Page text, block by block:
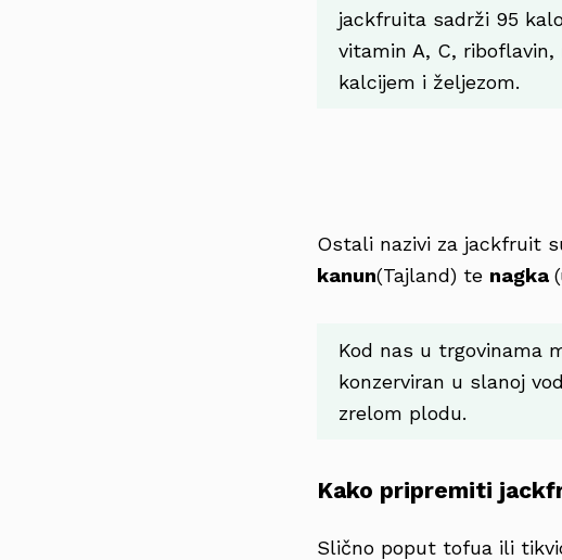
jackfruita sadrži 95
vitamin A, C, riboflavin,
kalcijem i željezom.
Ostali nazivi za jackfruit
kanun(Tajland) te nagka
Kod nas u trgovinama
konzerviran u slanoj
zrelom plodu.
Kako pripremiti
Slično poput tofua ili